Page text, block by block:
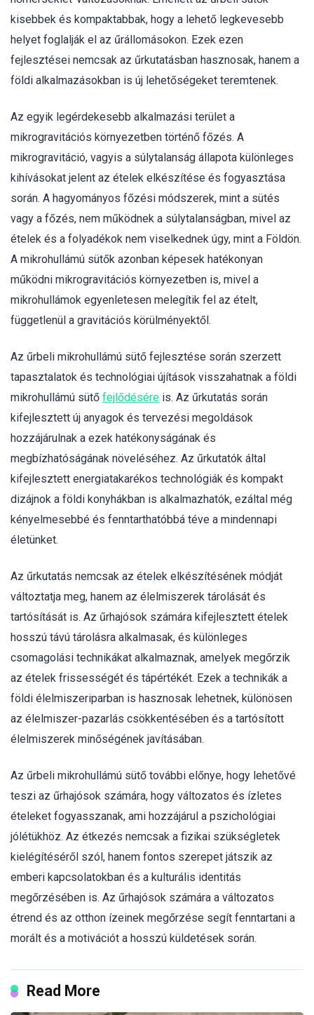
kisebbek és kompaktabbak, hogy a lehető legkevesebb
helyet foglalják el az űrállomásokon. Ezek ezen
fejlesztései nemcsak az űrkutatásban hasznosak, hanem a
földi alkalmazásokban is új lehetőségeket teremtenek.
Az egyik legérdekesebb alkalmazási terület a
mikrogravitációs környezetben történő főzés. A
mikrogravitáció, vagyis a súlytalanság állapota különleges
kihívásokat jelent az ételek elkészítése és fogyasztása
során. A hagyományos főzési módszerek, mint a sütés
vagy a főzés, nem működnek a súlytalanságban, mivel az
ételek és a folyadékok nem viselkednek úgy, mint a Földön.
A mikrohullámú sütők azonban képesek hatékonyan
működni mikrogravitációs környezetben is, mivel a
mikrohullámok egyenletesen melegítik fel az ételt,
függetlenül a gravitációs körülményektől.
Az űrbeli mikrohullámú sütő fejlesztése során szerzett
tapasztalatok és technológiai újítások visszahatnak a földi
mikrohullámú sütő fejlődésére is. Az űrkutatás során
kifejlesztett új anyagok és tervezési megoldások
hozzájárulnak a ezek hatékonyságának és
megbízhatóságának növeléséhez. Az űrkutatók által
kifejlesztett energiatakarékos technológiák és kompakt
dizájnok a földi konyhákban is alkalmazhatók, ezáltal még
kényelmesebbé és fenntarthatóbbá téve a mindennapi
életünket.
Az űrkutatás nemcsak az ételek elkészítésének módját
változtatja meg, hanem az élelmiszerek tárolását és
tartósítását is. Az űrhajósok számára kifejlesztett ételek
hosszú távú tárolásra alkalmasak, és különleges
csomagolási technikákat alkalmaznak, amelyek megőrzik
az ételek frissességét és tápértékét. Ezek a technikák a
földi élelmiszeriparban is hasznosak lehetnek, különösen
az élelmiszer-pazarlás csökkentésében és a tartósított
élelmiszerek minőségének javításában.
Az űrbeli mikrohullámú sütő további előnye, hogy lehetővé
teszi az űrhajósok számára, hogy változatos és ízletes
ételeket fogyasszanak, ami hozzájárul a pszichológiai
jólétükhöz. Az étkezés nemcsak a fizikai szükségletek
kielégítéséről szól, hanem fontos szerepet játszik az
emberi kapcsolatokban és a kulturális identitás
megőrzésében is. Az űrhajósok számára a változatos
étrend és az otthon ízeinek megőrzése segít fenntartani a
morált és a motivációt a hosszú küldetések során.
Read More